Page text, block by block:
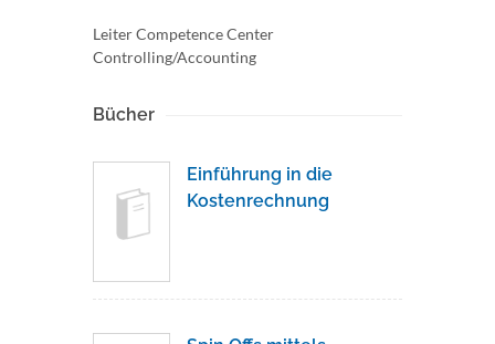
Leiter Competence Center
Controlling/Accounting
Bücher
Einführung in die
Kostenrechnung